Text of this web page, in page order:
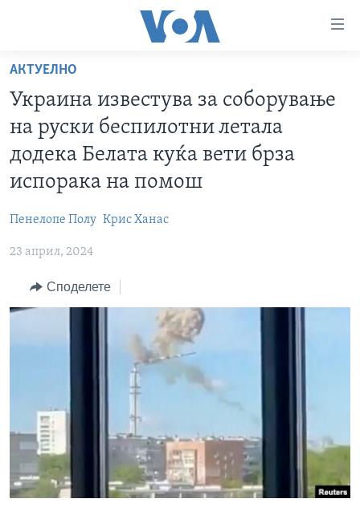
пристапност
Премини
на
главната
содржина
до
страната
навигација
РУБРИКИ
ЕКОНОМИЈА
ПОЛИТИКА
ЗДРАВЈЕ
УМЕТНОСТ И ЗАБАВА
ФОТОГАЛЕРИИ
NEWSFLASH - АРХИВА
ВЕСТИ ОД САД ВО МИНУТА - АРХИВА
ИЗБОРИ ВО САД 2020 - АРХИВА
НАКУСО...
АКТУЕЛНО
Украина известува за соборување
на руски беспилотни летала
додека Белата куќа вети брза
испорака на помош
Пенелопе Полу Крис Ханас
23 април, 2024
Споделете